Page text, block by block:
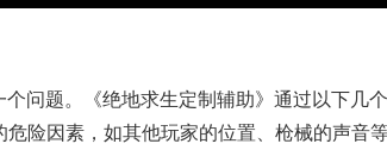
问题。《绝地求生定制辅助》通过以下几
险因素，如其他玩家的位置、枪械的声音